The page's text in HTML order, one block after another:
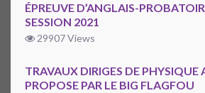
ÉPREUVE D’ANGLAIS-
SESSION 2021
29907 Views
TRAVAUX DIRIGES DE PHYSIQUE
PROPOSE PAR LE BIG FLAGFOU